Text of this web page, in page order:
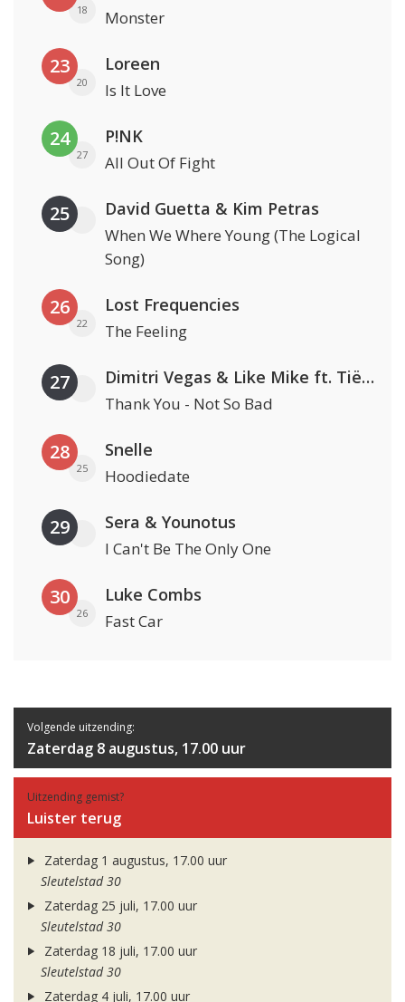
18 Monster
23
20
Loreen
Is It Love
24
27
P!NK
All Out Of Fight
25 David Guetta & Kim Petras
When We Where Young (The Logical
Song)
26
22
Lost Frequencies
The Feeling
27 Dimitri Vegas & Like Mike ft. Tiësto, W&W & Dido
Thank You - Not So Bad
28
25
Snelle
Hoodiedate
29 Sera & Younotus
I Can't Be The Only One
30
26
Luke Combs
Fast Car
Volgende uitzending:
Zaterdag 8 augustus, 17.00 uur
Uitzending gemist?
Luister terug
Zaterdag 1 augustus, 17.00 uur
Sleutelstad 30
Zaterdag 25 juli, 17.00 uur
Sleutelstad 30
Zaterdag 18 juli, 17.00 uur
Sleutelstad 30
Zaterdag 4 juli, 17.00 uur